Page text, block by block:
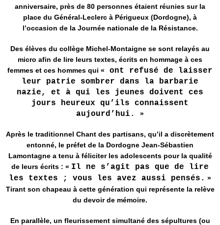
anniversaire, près de 80 personnes étaient réunies sur la
place du Général-Leclerc à Périgueux (Dordogne), à
l’occasion de la Journée nationale de la Résistance.
Des élèves du collège Michel-Montaigne se sont relayés au
micro afin de lire leurs textes, écrits en hommage à ces
femmes et ces hommes qui «
ont refusé de laisser
leur patrie sombrer dans la barbarie
nazie, et à qui les jeunes doivent ces
jours heureux qu’ils connaissent
aujourd’hui. »
Après le traditionnel Chant des partisans, qu’il a discrètement
entonné, le préfet de la Dordogne Jean-Sébastien
Lamontagne a tenu à féliciter les adolescents pour la qualité
de leurs écrits : « Il ne s’agit pas que de lire
les textes ; vous les avez aussi pensés. »
Tirant son chapeau à cette génération qui représente la relève
du devoir de mémoire.
En parallèle, un fleurissement simultané des sépultures (ou